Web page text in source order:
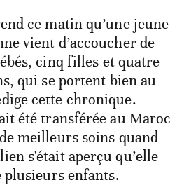
ce matin qu’une jeune
vient d’accoucher de
cinq filles et quatre
qui se portent bien au
cette chronique.
été transférée au Maroc
meilleurs soins quand
s'était aperçu qu’elle
plusieurs enfants.